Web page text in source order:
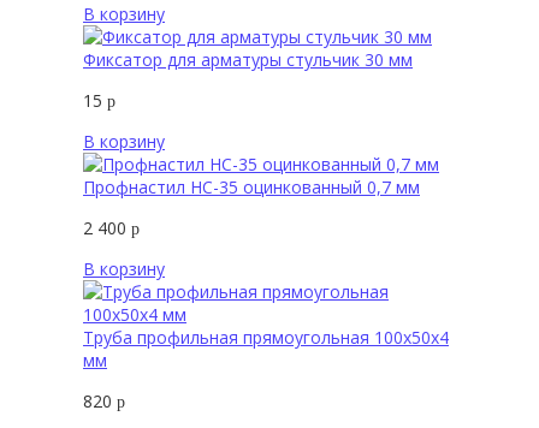
В корзину
Фиксатор для арматуры стульчик 30 мм
15 р
В корзину
Профнастил НС-35 оцинкованный 0,7 мм
2 400 р
В корзину
Труба профильная прямоугольная 100х50х4
мм
820 р